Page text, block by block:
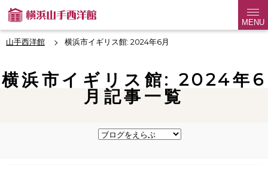
MENU
山手西洋館 横浜市イギリス館: 2024年6月
横浜市イギリス館: 2024年6
月記事一覧